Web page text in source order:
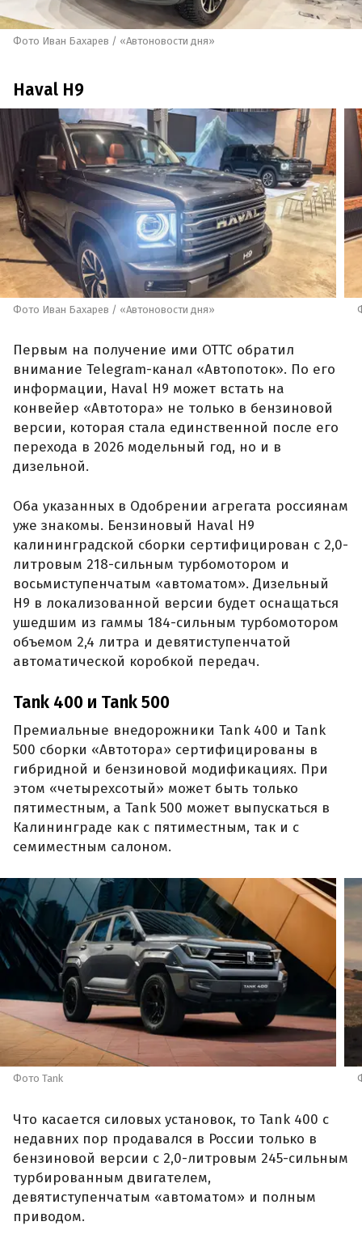
Фото Иван Бахарев / «Автоновости дня»
Haval H9
Фото Иван Бахарев / «Автоновости дня»
Первым на получение ими ОТТС обратил
внимание Telegram-канал «Автопоток». По его
информации, Haval H9 может встать на
конвейер «Автотора» не только в бензиновой
версии, которая стала единственной после его
перехода в 2026 модельный год, но и в
дизельной.
Оба указанных в Одобрении агрегата россиянам
уже знакомы. Бензиновый Haval H9
калининградской сборки сертифицирован с 2,0-
литровым 218-сильным турбомотором и
восьмиступенчатым «автоматом». Дизельный
H9 в локализованной версии будет оснащаться
ушедшим из гаммы 184-сильным турбомотором
объемом 2,4 литра и девятиступенчатой
автоматической коробкой передач.
Tank 400 и Tank 500
Премиальные внедорожники Tank 400 и Tank
500 сборки «Автотора» сертифицированы в
гибридной и бензиновой модификациях. При
этом «четырехсотый» может быть только
пятиместным, а Tank 500 может выпускаться в
Калининграде как с пятиместным, так и с
семиместным салоном.
Фото Tank
Что касается силовых установок, то Tank 400 с
недавних пор продавался в России только в
бензиновой версии с 2,0-литровым 245-сильным
турбированным двигателем,
девятиступенчатым «автоматом» и полным
приводом.